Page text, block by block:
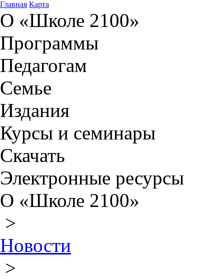
Главная Карта
О «Школе 2100»
Программы
Педагогам
Семье
Издания
Курсы и семинары
Скачать
Электронные ресурсы
О «Школе 2100»
>
Новости
>